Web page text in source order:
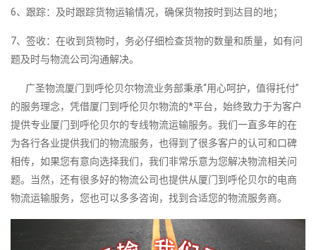
6、跟踪：及时跟踪货物运输情况，确保货物按时到达目的地；
7、签收：在收到货物时，务必仔细检查货物的数量和质量，如有问
题及时与物流公司沟通解决。
广圣物流厦门到呼伦贝尔物流业务部秉承“用心呵护，值得托付”
的服务理念，凭借厦门到呼伦贝尔物流的*平台，始终致力于为客户
提供专业厦门到呼伦贝尔的专线物流运输服务。我们一直多年的在
为各行各业提供我们的物流服务，也得到了很多客户的认可和口碑
相传，如果您有意向选择我们，我们非常乐意为您解决物流相关问
题。当然，还有很多好的物流公司也提供从厦门到呼伦贝尔的电商
物流运输服务，您也可以多多咨询，找到合适您的物流服务商。